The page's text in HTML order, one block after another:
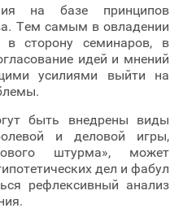
на базе принципов
Тем самым в овладении
в сторону семинаров, в
идей и мнений
усилиями выйти на
быть внедрены виды
и деловой игры,
штурма», может
дел и фабул
рефлексивный анализ